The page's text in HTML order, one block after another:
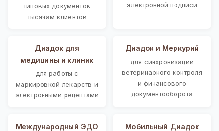
типовых документов
тысячам клиентов
электронной подписи
Диадок для
медицины и клиник
для работы с
маркировкой лекарств и
электронными рецептами
Диадок и Меркурий
для синхронизации
ветеринарного контроля
и финансового
документооборота
Международный ЭДО Мобильный Диадок